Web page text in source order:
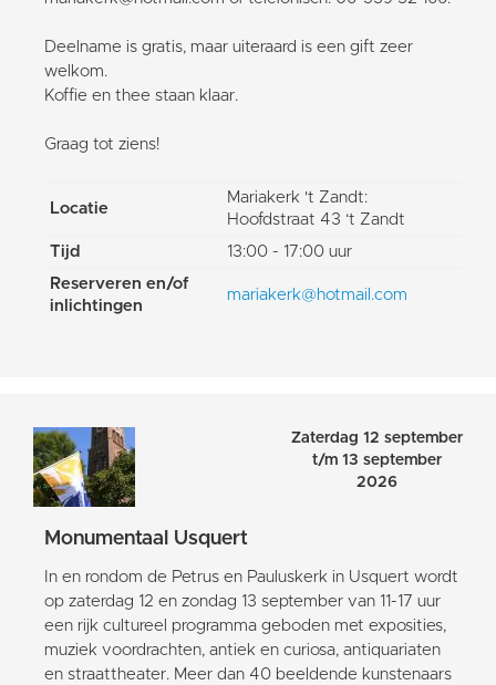
Deelname is gratis, maar uiteraard is een gift zeer
welkom.
Koffie en thee staan klaar.
Graag tot ziens!
Locatie
Mariakerk 't Zandt:
Hoofdstraat 43 ‘t Zandt
Tijd
13:00 - 17:00 uur
Reserveren en/of
inlichtingen
mariakerk@hotmail.com
Zaterdag 12 september
t/m 13 september
2026
Monumentaal Usquert
In en rondom de Petrus en Pauluskerk in Usquert wordt
op zaterdag 12 en zondag 13 september van 11-17 uur
een rijk cultureel programma geboden met exposities,
muziek voordrachten, antiek en curiosa, antiquariaten
en straattheater. Meer dan 40 beeldende kunstenaars